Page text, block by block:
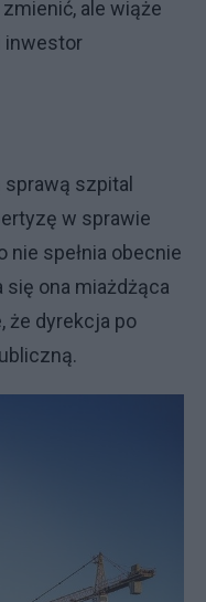
ale wiąże
inwestor
szpital
w sprawie
nie spełnia obecnie
się ona miażdżąca
że dyrekcja po